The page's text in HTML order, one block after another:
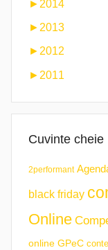
► 2014
► 2013
►2012
► 2011
Cuvinte cheie
2performant
black friday
Online
online GPeC